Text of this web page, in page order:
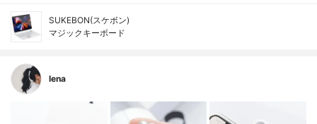
SUKEBON(スケボン)
マジックキーボード
lena